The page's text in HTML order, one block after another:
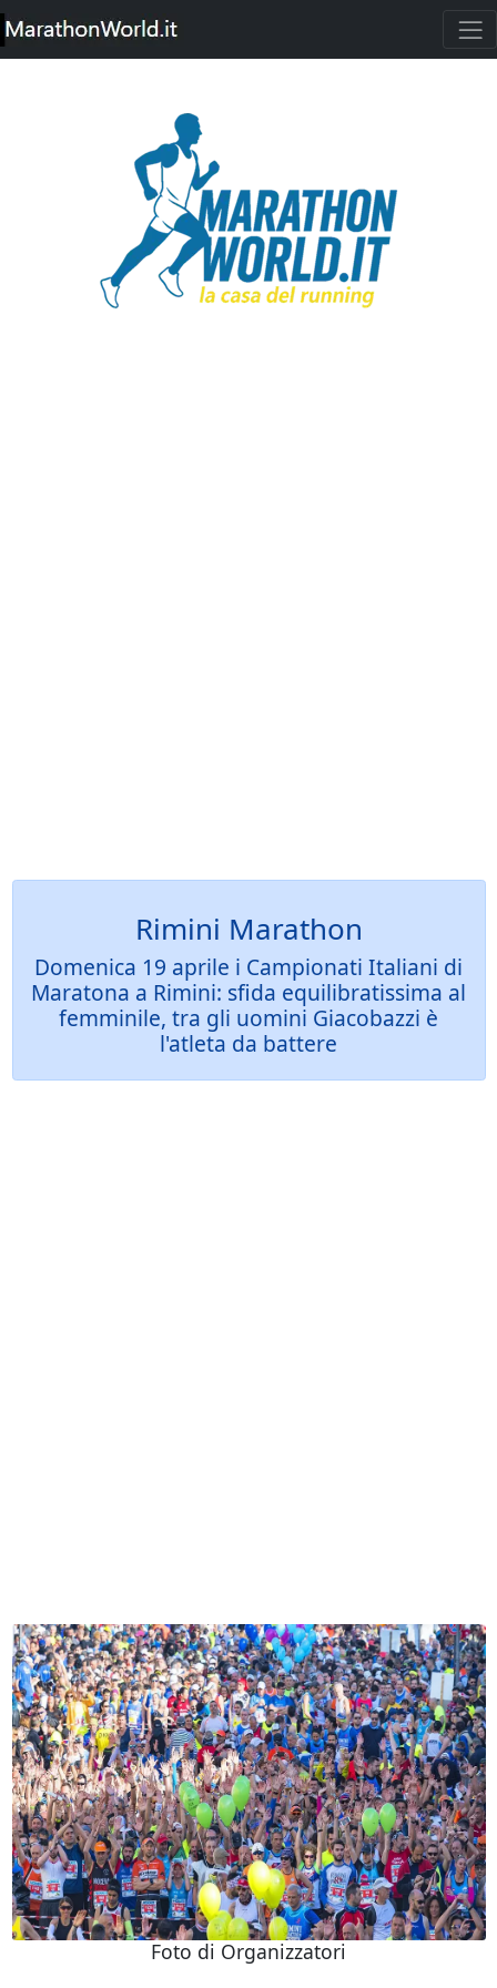
Rimini Marathon
Domenica 19 aprile i Campionati Italiani di
Maratona a Rimini: sfida equilibratissima al
femminile, tra gli uomini Giacobazzi è
l'atleta da battere
Foto di Organizzatori